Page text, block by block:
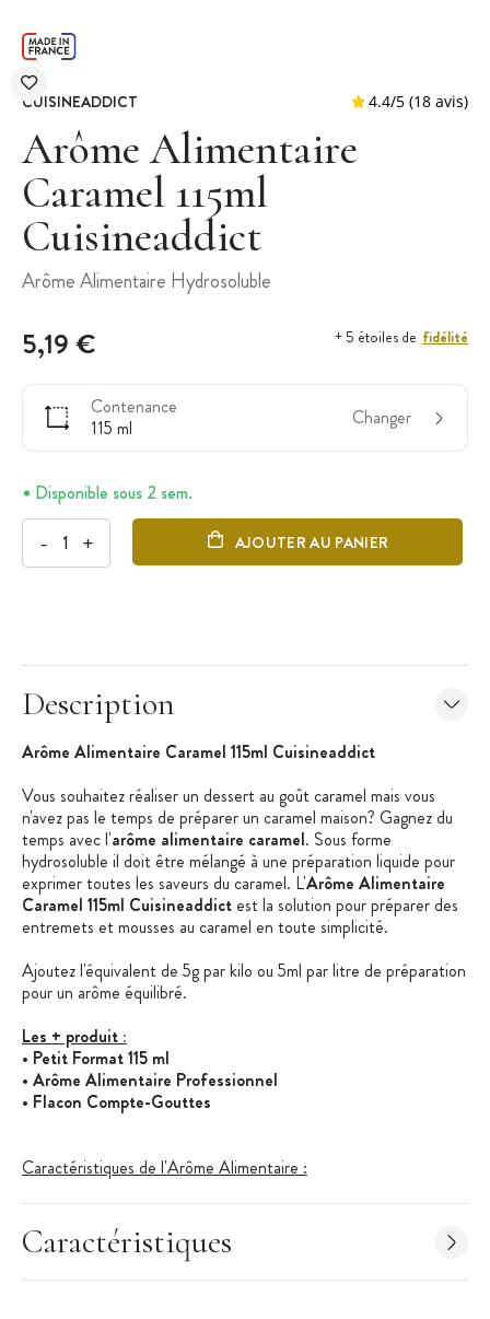
CUISINEADDICT
Arôme Alimentaire
Caramel 115ml
Cuisineaddict
Arôme Alimentaire Hydrosoluble
5,19 € + 5 étoiles de fidélité
Contenance
115 ml
Changer
Disponible sous 2 sem.
- + AJOUTER AU PANIER
Description
Arôme Alimentaire Caramel 115ml Cuisineaddict
Vous souhaitez réaliser un dessert au goût caramel mais vous
n'avez pas le temps de préparer un caramel maison? Gagnez du
temps avec l'arôme alimentaire caramel. Sous forme
hydrosoluble il doit être mélangé à une préparation liquide pour
exprimer toutes les saveurs du caramel. L'Arôme Alimentaire
Caramel 115ml Cuisineaddict est la solution pour préparer des
entremets et mousses au caramel en toute simplicité.
Ajoutez l'équivalent de 5g par kilo ou 5ml par litre de préparation
pour un arôme équilibré.
Les + produit :
• Petit Format 115 ml
• Arôme Alimentaire Professionnel
• Flacon Compte-Gouttes
Caractéristiques de l'Arôme Alimentaire :
• Saveur :Caramel
• Arôme Naturel : oui
• Arôme Hydrosoluble
• Conditionnement : 115 ml
Caractéristiques